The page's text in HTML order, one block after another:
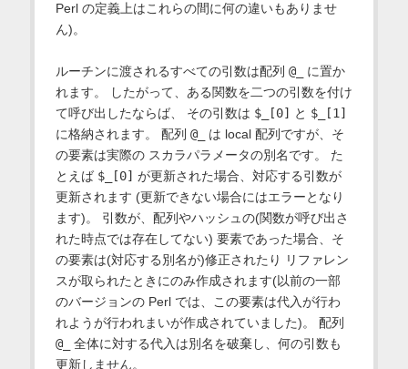
Perl の定義上はこれらの間に何の違いもありませ
ん)。
ルーチンに渡されるすべての引数は配列 @_
に置か
れます。 したがって、ある関数を二つの引数を付け
て呼び出したならば、 その引数は $_[0] と $_[1]
に格納されます。 配列 @_
は local 配列ですが、そ
の要素は実際の スカラパラメータの別名です。 た
とえば $_[0] が更新された場合、対応する引数が
更新されます (更新できない場合にはエラーとなり
ます)。 引数が、配列やハッシュの(関数が呼び出さ
れた時点では存在してない) 要素であった場合、そ
の要素は(対応する別名が)修正されたり リファレン
スが取られたときにのみ作成されます(以前の一部
のバージョンの Perl では、この要素は代入が行わ
れようが行われまいが作成されていました)。 配列
@_
全体に対する代入は別名を破棄し、何の引数も
更新しません。